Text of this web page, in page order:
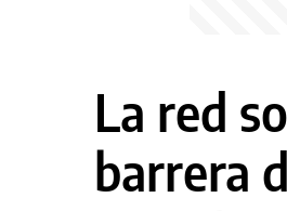
La red
barrera